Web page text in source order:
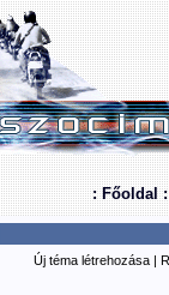
: Főoldal :
Új téma létrehozása |